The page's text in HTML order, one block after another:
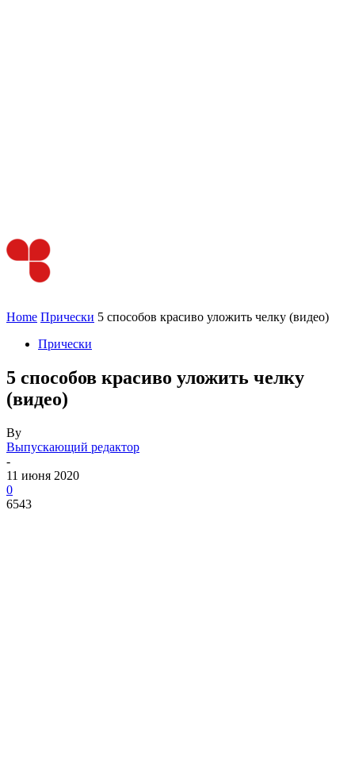
Home Прически 5 способов красиво уложить челку (видео)
Прически
5 способов красиво уложить челку
(видео)
By
Выпускающий редактор
-
11 июня 2020
0
6543